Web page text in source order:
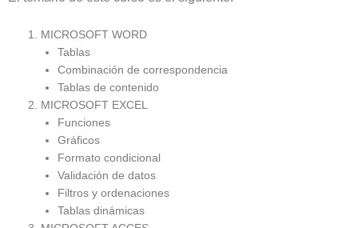
MICROSOFT WORD
Tablas
Combinación de correspondencia
Tablas de contenido
MICROSOFT EXCEL
Funciones
Gráficos
Formato condicional
Validación de datos
Filtros y ordenaciones
Tablas dinámicas